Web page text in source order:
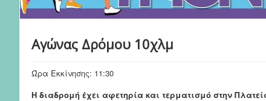
Αγώνας Δρόμου 10χλμ
Ώρα Εκκίνησης: 11:30
Η διαδρομή έχει αφετηρία και τερματισμό στην